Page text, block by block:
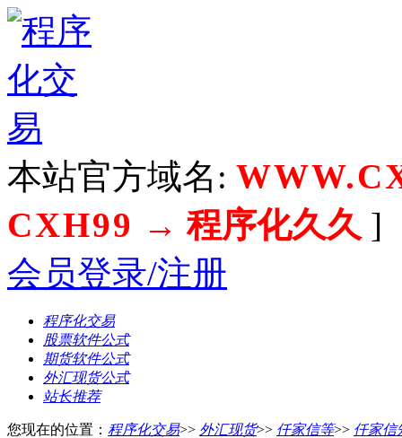
本站官方域名:
CXH99 → 程序化久久 ]
会员登录/注册
程序化交易
股票软件公式
期货软件公式
外汇现货公式
站长推荐
您现在的位置： 程序化交易>> 外汇现货>> 仟家信等>> 仟家信